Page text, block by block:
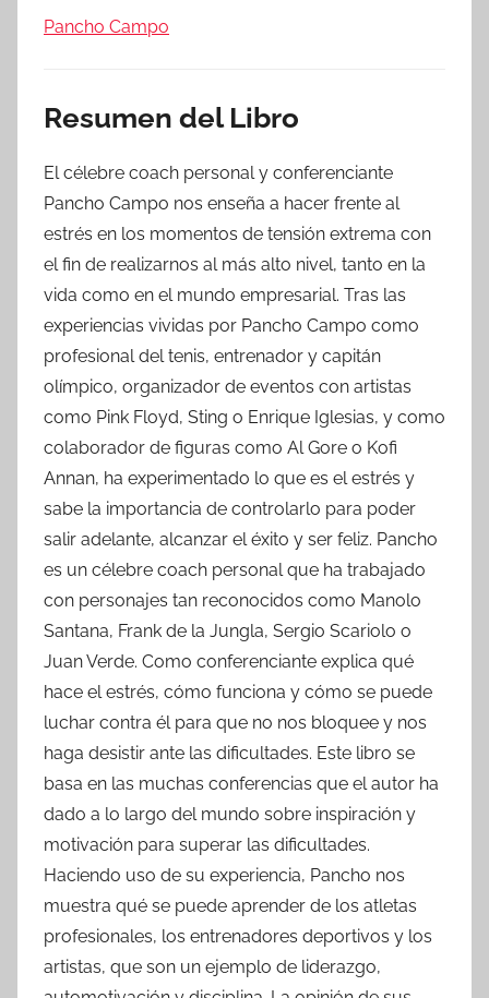
Pancho Campo
Resumen del Libro
El célebre coach personal y conferenciante
Pancho Campo nos enseña a hacer frente al
estrés en los momentos de tensión extrema con
el fin de realizarnos al más alto nivel, tanto en la
vida como en el mundo empresarial. Tras las
experiencias vividas por Pancho Campo como
profesional del tenis, entrenador y capitán
olímpico, organizador de eventos con artistas
como Pink Floyd, Sting o Enrique Iglesias, y como
colaborador de figuras como Al Gore o Kofi
Annan, ha experimentado lo que es el estrés y
sabe la importancia de controlarlo para poder
salir adelante, alcanzar el éxito y ser feliz. Pancho
es un célebre coach personal que ha trabajado
con personajes tan reconocidos como Manolo
Santana, Frank de la Jungla, Sergio Scariolo o
Juan Verde. Como conferenciante explica qué
hace el estrés, cómo funciona y cómo se puede
luchar contra él para que no nos bloquee y nos
haga desistir ante las dificultades. Este libro se
basa en las muchas conferencias que el autor ha
dado a lo largo del mundo sobre inspiración y
motivación para superar las dificultades.
Haciendo uso de su experiencia, Pancho nos
muestra qué se puede aprender de los atletas
profesionales, los entrenadores deportivos y los
artistas, que son un ejemplo de liderazgo,